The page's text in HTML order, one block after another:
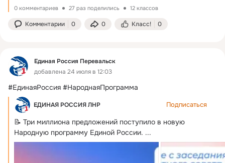
0 комментариев 27 раз поделились 12 классов
Комментарии 0 0 Класс! 0
Единая Россия Перевальск
добавлена 24 июля в 12:03
#ЕдинаяРоссия #НароднаяПрограмма
ЕДИНАЯ РОССИЯ ЛНР Подписаться
📝 Три миллиона предложений поступило в новую
Народную программу Единой России. ...